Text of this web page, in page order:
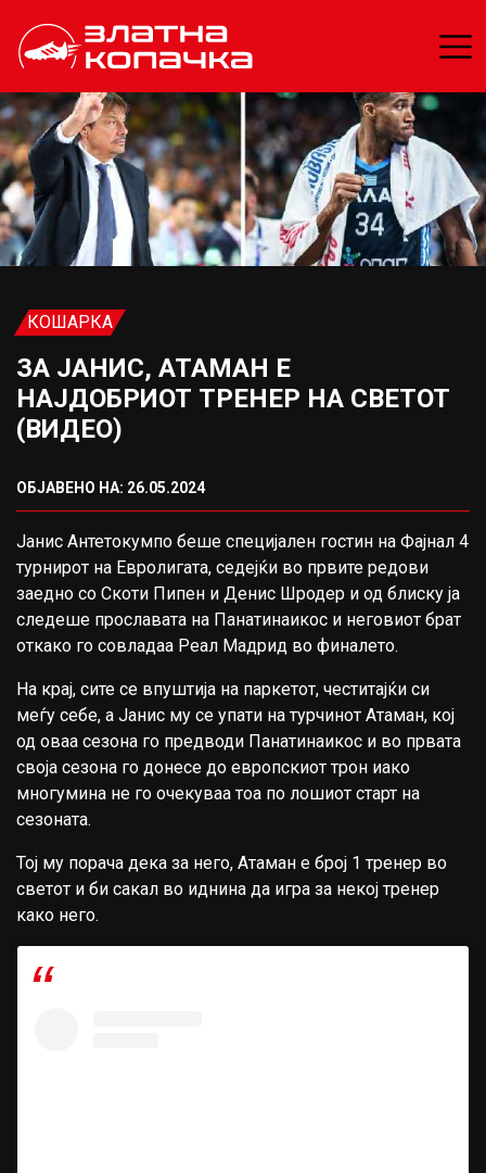
КОШАРКА
ЗА ЈАНИС, АТАМАН Е
НАЈДОБРИОТ ТРЕНЕР НА СВЕТОТ
(ВИДЕО)
ОБЈАВЕНО НА: 26.05.2024
Јанис Антетокумпо беше специјален гостин на Фајнал 4
турнирот на Евролигата, седејќи во првите редови
заедно со Скоти Пипен и Денис Шродер и од блиску ја
следеше прославата на Панатинаикос и неговиот брат
откако го совладаа Реал Мадрид во финалето.
На крај, сите се впуштија на паркетот, честитајќи си
меѓу себе, а Јанис му се упати на турчинот Атаман, кој
од оваа сезона го предводи Панатинаикос и во првата
своја сезона го донесе до европскиот трон иако
многумина не го очекуваа тоа по лошиот старт на
сезоната.
Тој му порача дека за него, Атаман е број 1 тренер во
светот и би сакал во иднина да игра за некој тренер
како него.